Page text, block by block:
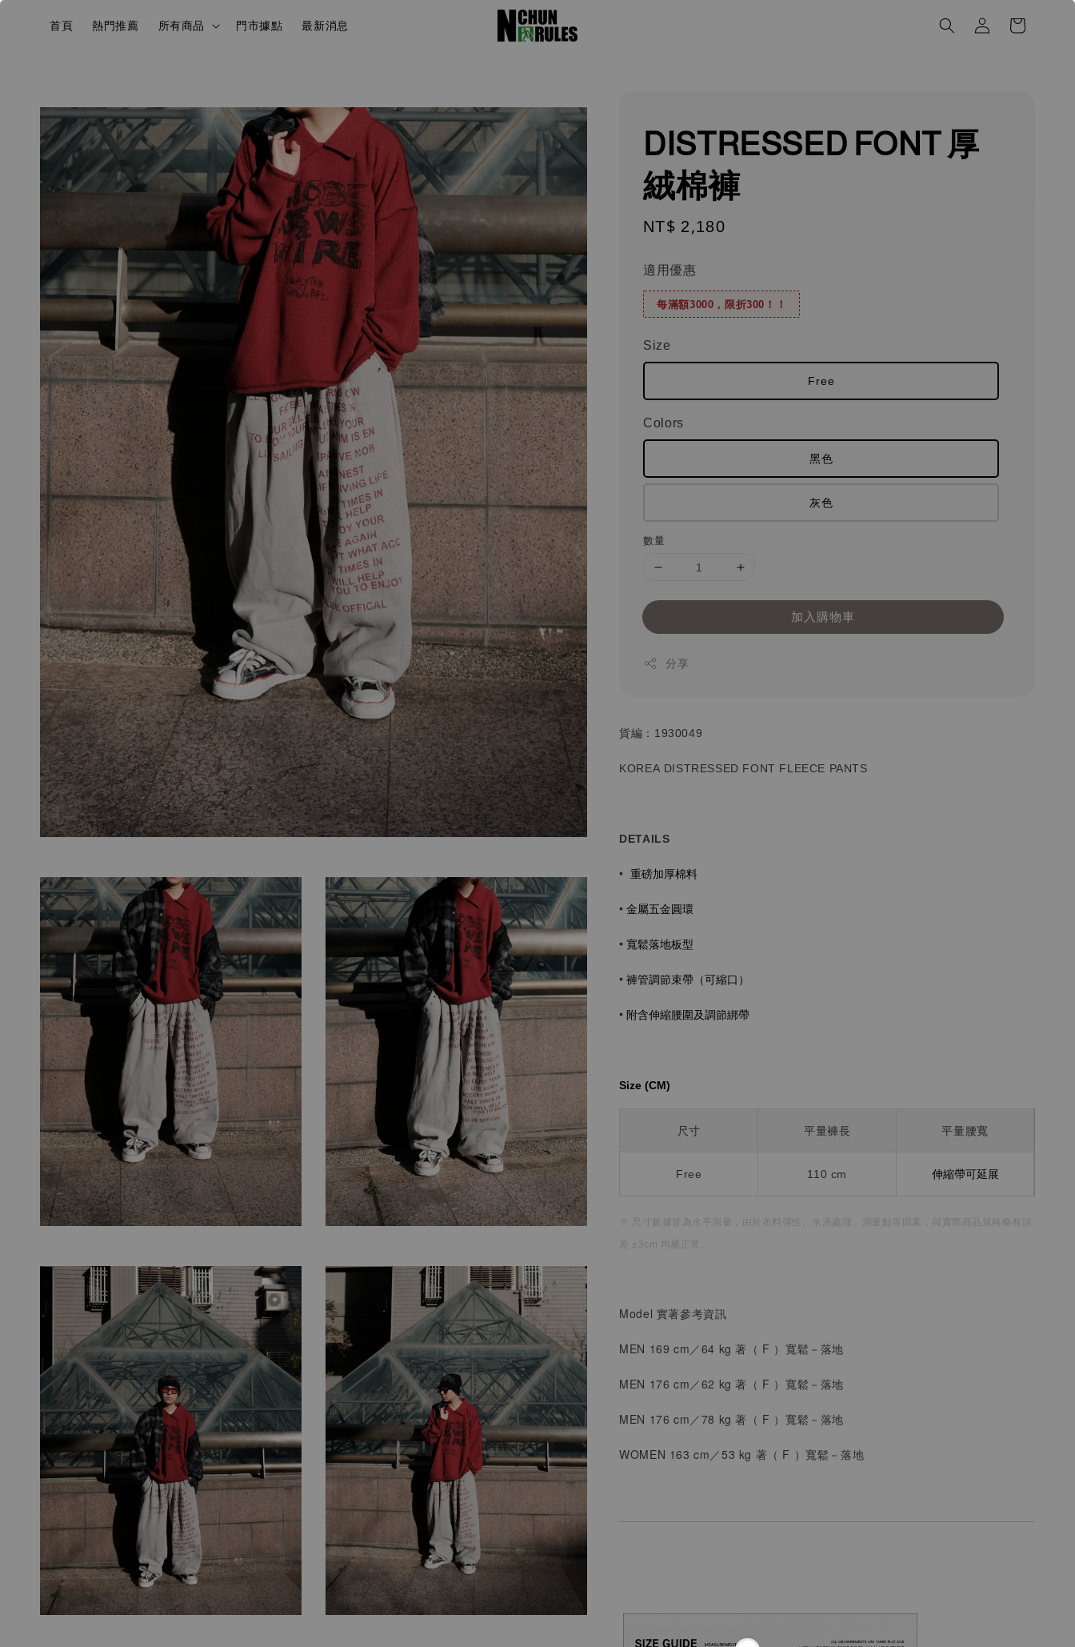
首頁 熱門推薦 所有商品 門市據點 最新消息
DISTRESSED FONT 厚
絨棉褲
Regular
NT$ 2,180
適用優惠
每滿額3000，限折300！！
Size
Free
Colors
黑色
灰色
數量
加入購物車
分享
貨編：1930049
KOREA DISTRESSED FONT FLEECE PANTS
DETAILS
• 重磅加厚棉料
• 金屬五金圓環
• 寬鬆落地板型
• 褲管調節束帶（可縮口）
• 附含伸縮腰圍及調節綁帶
Size (CM)⁡⁡
尺寸 平量褲長 平量腰寬
Free 110 cm 伸縮帶可延展
※ 尺寸數據皆為水平測量， 由於布料彈性、水洗處理、測量點等因素，
與實際商品規格略有誤
差 ±3cm 均屬正常。
Model 實著參考資訊
MEN 169 cm／64 kg 著（ F ） 寬鬆 －落地
MEN 176 cm／62 kg 著（ F ）寬鬆 －落地
MEN 176 cm／78 kg 著（ F ）寬鬆 －落地
WOMEN 163 cm／53 kg 著（ F ）寬鬆－落地